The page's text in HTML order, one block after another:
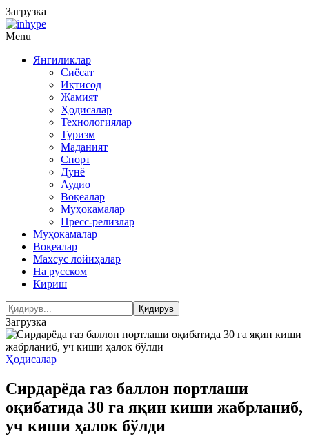
Загрузка
Menu
Янгиликлар
Сиёсат
Иқтисод
Жамият
Ҳодисалар
Технологиялар
Туризм
Маданият
Спорт
Дунё
Аудио
Воқеалар
Муҳокамалар
Пресс-релизлар
Муҳокамалар
Воқеалар
Махсус лойиҳалар
На русском
Кириш
Загрузка
Ҳодисалар
Сирдарёда газ баллон портлаши
оқибатида 30 га яқин киши жабрланиб,
уч киши ҳалок бўлди